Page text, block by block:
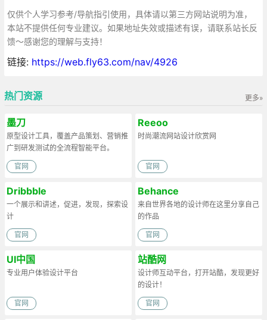
仅供个人学习参考/导航指引使用，具体请以第三方网站说明为准，
本站不提供任何专业建议。如果地址失效或描述有误，请联系站长反
馈～感谢您的理解与支持！
链接: https://web.fly63.com/nav/4926
更多»
热门资源
墨刀
原型设计工具，覆盖产品策划、营销推
广到研发测试的全流程智能平台。
官网
Reeoo
时尚潮流网站设计欣赏网
官网
Dribbble
一个展示和讲述，促进，发现，探索设
计
官网
Behance
来自世界各地的设计师在这里分享自己
的作品
官网
UI中国
专业用户体验设计平台
官网
站酷网
设计师互动平台，打开站酷，发现更好
的设计！
官网